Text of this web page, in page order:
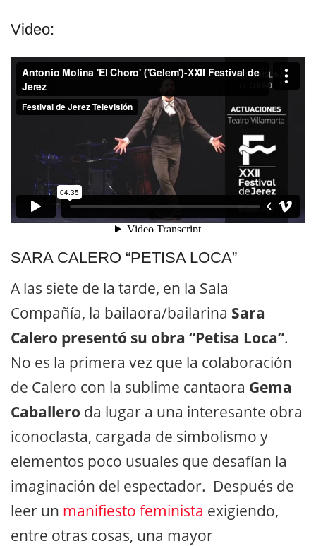
Video:
SARA CALERO “PETISA LOCA”
A las siete de la tarde, en la Sala
Compañía, la bailaora/bailarina Sara
Calero presentó su obra “Petisa Loca”.
No es la primera vez que la colaboración
de Calero con la sublime cantaora Gema
Caballero da lugar a una interesante obra
iconoclasta, cargada de simbolismo y
elementos poco usuales que desafían la
imaginación del espectador. Después de
leer un manifiesto feminista exigiendo,
entre otras cosas, una mayor